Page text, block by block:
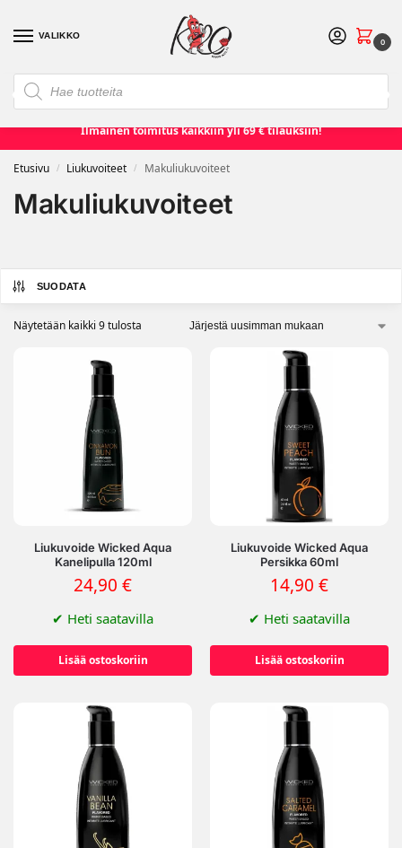
VALIKKO
0
❮ Etusivu Seksilelut ja seksivälineet Miehille❯
Ilmainen toimitus kaikkiin yli 69 € tilauksiin!
Etusivu / Liukuvoiteet / Makuliukuvoiteet
Makuliukuvoiteet
SUODATA
Näytetään kaikki 9 tulosta
Liukuvoide Wicked Aqua
Kanelipulla 120ml
24,90 €
✔ Heti saatavilla
Lisää ostoskoriin
Liukuvoide Wicked Aqua
Persikka 60ml
14,90 €
✔ Heti saatavilla
Lisää ostoskoriin